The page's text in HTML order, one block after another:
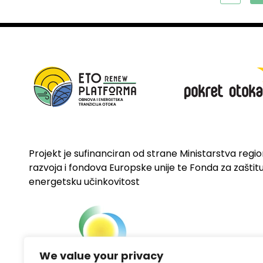
We value your privacy
Projekt je sufinanciran od strane Ministarstva
razvoja i fondova Europske unije te Fonda za
energetsku učinkovitost